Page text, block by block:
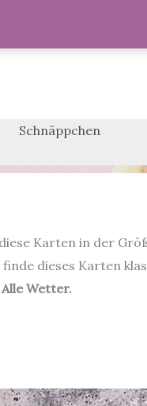
Schnäppchen
Karten in der
dieses Karten
Wetter.